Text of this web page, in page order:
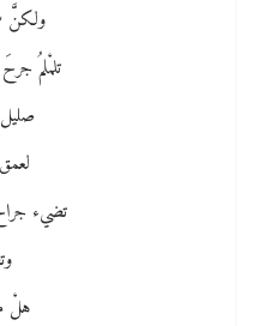
ولكنَّ
تلمْلمُ
تضيء
هلْ